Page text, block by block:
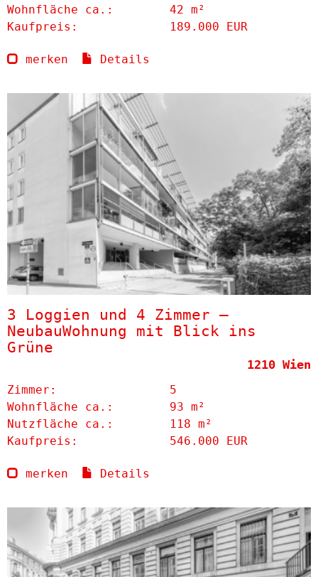
Wohnfläche ca.:
42 m²
Kaufpreis:
189.000 EUR
merken Details
3 Loggien und 4 Zimmer –
NeubauWohnung mit Blick ins
Grüne
1210 Wien
Zimmer:
5
Wohnfläche ca.:
93 m²
Nutzfläche ca.:
118 m²
Kaufpreis:
546.000 EUR
merken Details